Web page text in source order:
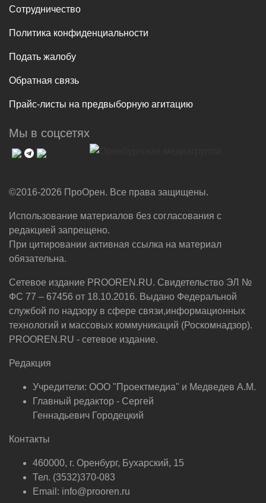
Сотрудничество
Политика конфиденциальности
Подать жалобу
Обратная связь
Прайс-листы на предвыборную агитацию
Мы в соцсетях
©2016-2026 ПроОрен. Все права защищены.
Использование материалов без согласования с
редакцией запрещено.
При цитировании активная ссылка на материал
обязательна.
Сетевое издание PROOREN.RU. Свидетельство ЭЛ №
ФС 77 – 67456 от 18.10.2016. Выдано Федеральной
службой по надзору в сфере связи,информационных
технологий и массовых коммуникаций (Роскомнадзор).
PROOREN.RU - сетевое издание.
Редакция
Учредители: ООО "Проектмедиа" и Медведев А.М.
Главный редактор - Сергей
Геннадьевич Городецкий
Контакты
460000, г. Оренбург, Бухарский, 15
Тел. (3532)370-083
Email: info@prooren.ru